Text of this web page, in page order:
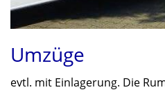
Umzüge
evtl. mit Einlagerung. Die